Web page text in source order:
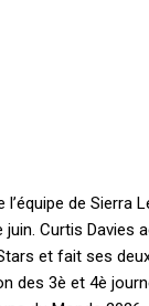
l’équipe de Sierra
Curtis Davies
et fait ses
des 3è et 4è